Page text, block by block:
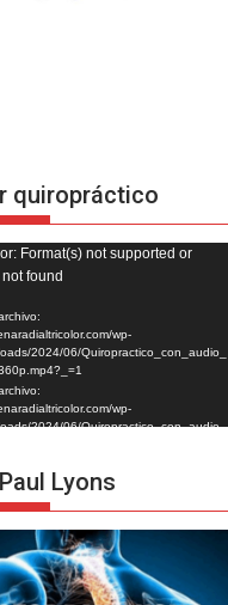
quiropráctico
Format(s) not supported or
found
wp-
2024/06/Quiropractico_con_audio_
wp-
2024/06/Quiropractico_con_audio_
Lyons